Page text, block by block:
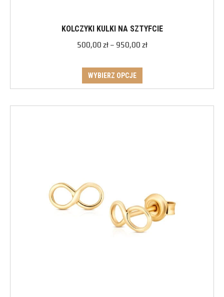
KOLCZYKI KULKI NA SZTYFCIE
500,00 zł – 950,00 zł
WYBIERZ OPCJE